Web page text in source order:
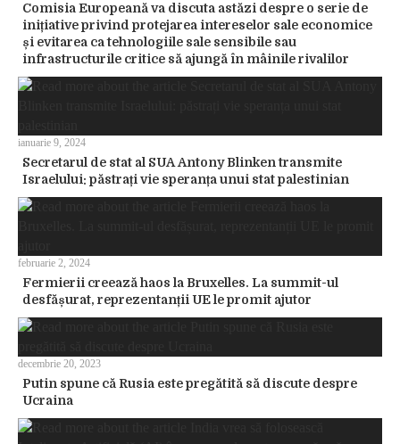
Comisia Europeană va discuta astăzi despre o serie de
inițiative privind protejarea intereselor sale economice
și evitarea ca tehnologiile sale sensibile sau
infrastructurile critice să ajungă în mâinile rivalilor
Secretarul de stat al SUA Antony Blinken transmite
Israelului: păstrați vie speranța unui stat palestinian
ianuarie 9, 2024
Fermierii creează haos la Bruxelles. La summit-ul
desfășurat, reprezentanții UE le promit ajutor
februarie 2, 2024
Putin spune că Rusia este pregătită să discute despre
Ucraina
decembrie 20, 2023